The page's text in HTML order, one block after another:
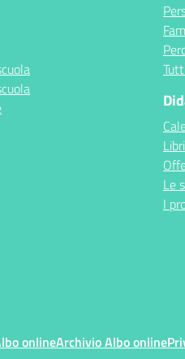
Le
I
onlineArchivio Albo online